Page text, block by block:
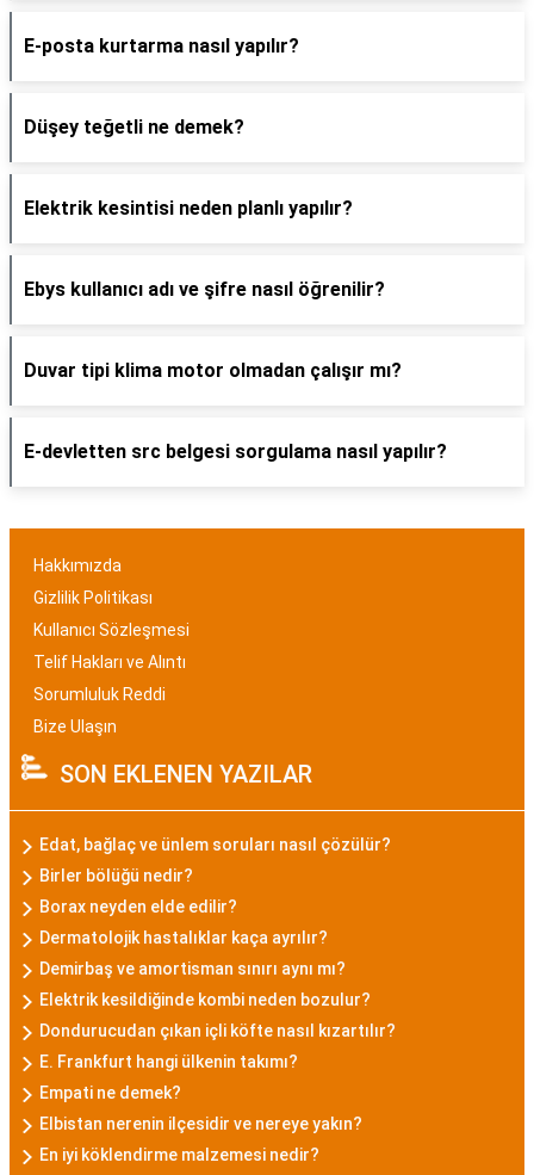
E-posta kurtarma nasıl yapılır?
Düşey teğetli ne demek?
Elektrik kesintisi neden planlı yapılır?
Ebys kullanıcı adı ve şifre nasıl öğrenilir?
Duvar tipi klima motor olmadan çalışır mı?
E-devletten src belgesi sorgulama nasıl yapılır?
Hakkımızda
Gizlilik Politikası
Kullanıcı Sözleşmesi
Telif Hakları ve Alıntı
Sorumluluk Reddi
Bize Ulaşın
SON EKLENEN YAZILAR
Edat, bağlaç ve ünlem soruları nasıl çözülür?
Birler bölüğü nedir?
Borax neyden elde edilir?
Dermatolojik hastalıklar kaça ayrılır?
Demirbaş ve amortisman sınırı aynı mı?
Elektrik kesildiğinde kombi neden bozulur?
Dondurucudan çıkan içli köfte nasıl kızartılır?
E. Frankfurt hangi ülkenin takımı?
Empati ne demek?
Elbistan nerenin ilçesidir ve nereye yakın?
En iyi köklendirme malzemesi nedir?